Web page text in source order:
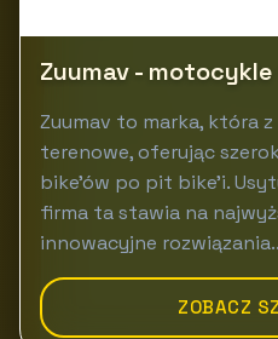
Zuumav -
Zuumav to marka, która
terenowe, oferując
bike'ów po pit bike'i.
firma ta stawia na
innowacyjne
ZOBACZ